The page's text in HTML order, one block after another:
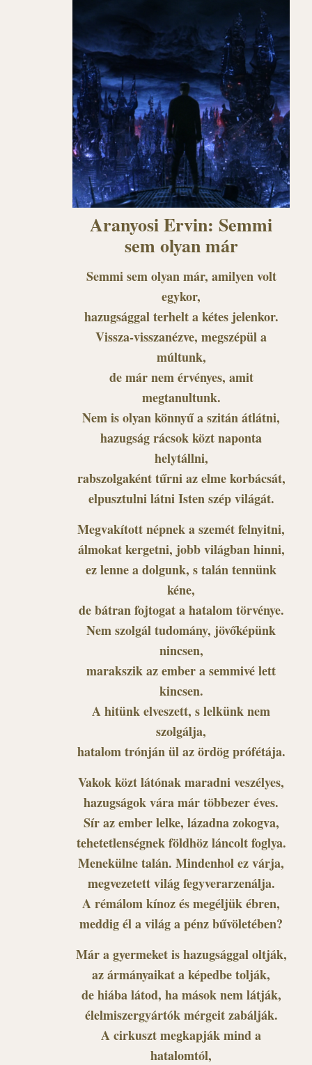
Aranyosi Ervin: Semmi
sem olyan már
Semmi sem olyan már, amilyen volt
egykor,
hazugsággal terhelt a kétes jelenkor.
Vissza-visszanézve, megszépül a
múltunk,
de már nem érvényes, amit
megtanultunk.
Nem is olyan könnyű a szitán átlátni,
hazugság rácsok közt naponta
helytállni,
rabszolgaként tűrni az elme korbácsát,
elpusztulni látni Isten szép világát.
Megvakított népnek a szemét felnyitni,
álmokat kergetni, jobb világban hinni,
ez lenne a dolgunk, s talán tennünk
kéne,
de bátran fojtogat a hatalom törvénye.
Nem szolgál tudomány, jövőképünk
nincsen,
marakszik az ember a semmivé lett
kincsen.
A hitünk elveszett, s lelkünk nem
szolgálja,
hatalom trónján ül az ördög prófétája.
Vakok közt látónak maradni veszélyes,
hazugságok vára már többezer éves.
Sír az ember lelke, lázadna zokogva,
tehetetlenségnek földhöz láncolt foglya.
Menekülne talán. Mindenhol ez várja,
megvezetett világ fegyverarzenálja.
A rémálom kínoz és megéljük ébren,
meddig él a világ a pénz bűvöletében?
Már a gyermeket is hazugsággal oltják,
az ármányaikat a képedbe tolják,
de hiába látod, ha mások nem látják,
élelmiszergyártók mérgeit zabálják.
A cirkuszt megkapják mind a
hatalomtól,